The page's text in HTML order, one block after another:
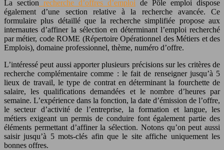
La section recherche d’offres d’emploi de Pôle emploi dispose
également d’une section relative à la recherche avancée. Ce
formulaire plus détaillé que la recherche simplifiée propose aux
internautes d’affiner la sélection en déterminant l’emploi recherché
par métier, code ROME (Répertoire Opérationnel des Métiers et des
Emplois), domaine professionnel, thème, numéro d’offre.
L’intéressé peut aussi apporter plusieurs précisions sur les critères de
recherche complémentaire comme : le fait de renseigner jusqu’à 5
lieux de travail, le type de contrat en déterminant la fourchette de
salaire, les qualifications demandées et le nombre d’heures par
semaine. L’expérience dans la fonction, la date d’émission de l’offre,
le secteur d’activité de l’entreprise, la formation et langue, les
métiers exigeant un permis de conduire font également partie des
éléments permettant d’affiner la sélection. Notons qu’on peut aussi
saisir jusqu’à 5 mots-clés afin que le site affiche uniquement les
bonnes offres.